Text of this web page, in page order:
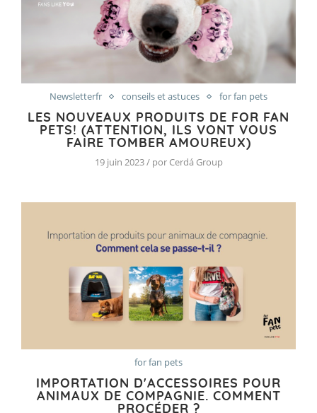
Newsletterfr conseils et astuces for fan pets
LES NOUVEAUX PRODUITS DE FOR FAN
PETS! (ATTENTION, ILS VONT VOUS
FAIRE TOMBER AMOUREUX)
19 juin 2023 / por Cerdá Group
for fan pets
IMPORTATION D'ACCESSOIRES POUR
ANIMAUX DE COMPAGNIE. COMMENT
PROCÉDER ?